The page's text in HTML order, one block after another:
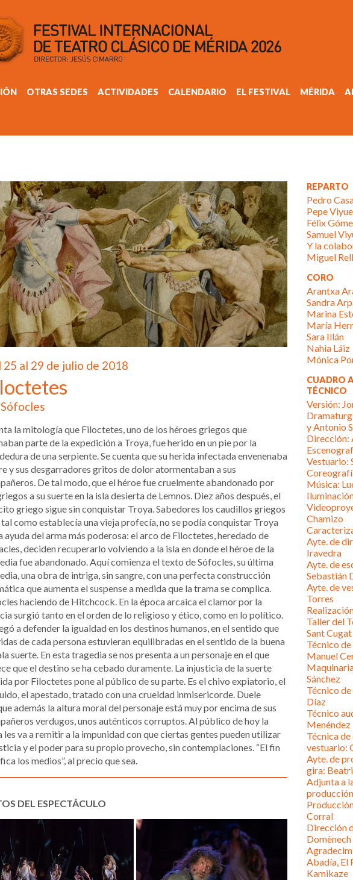
OTRAS SEDES ACTIVIDADES CALENDARIO EL FESTIVAL MÉRIDA
25 al 29 de julio de 2018
la mitología que Filoctetes, uno de los héroes griegos que
parte de la expedición a Troya, fue herido en un pie por la
de una serpiente. Se cuenta que su herida infectada envenenaba
y sus desgarradores gritos de dolor atormentaban a sus
De tal modo, que el héroe fue cruelmente abandonado por
a su suerte en la isla desierta de Lemnos. Diez años después, el
griego sigue sin conquistar Troya. Sabedores los caudillos griegos
tal como establecía una vieja profecía, no se podía conquistar Troya
ayuda del arma más poderosa: el arco de Filoctetes, heredado de
deciden recuperarlo volviendo a la isla en donde el héroe de la
fue abandonado. Aquí comienza el texto de Sófocles, su última
una obra de intriga, sin sangre, con una perfecta construcción
que aumenta el suspense a medida que la trama se complica.
haciendo de Hitchcock. En la época arcaica el clamor por la
surgió tanto en el orden de lo religioso y ético, como en lo político.
a defender la igualdad en los destinos humanos, en el sentido que
de cada persona estuvieran equilibradas en el sentido de la buena
suerte. En esta tragedia se nos presenta a un personaje en el que
que el destino se ha cebado duramente. La injusticia de la suerte
por Filoctetes pone al público de su parte. Es el chivo expiatorio, el
el apestado, tratado con una crueldad inmisericorde. Duele
además la altura moral del personaje está muy por encima de sus
verdugos, unos auténticos corruptos. Al público de hoy la
les va a remitir a la impunidad con que ciertas gentes pueden utilizar
y el poder para su propio provecho, sin contemplaciones. “El fin
los medios”, al precio que sea.
DEL ESPECTÁCULO
REPARTO
Pedro
Pepe
Félix
Samuel
Y la
Miguel
CORO
Arantxa
Sandra
Marina
María
Sara Illán
Nahia Láiz
Mónica
CUADRO
TÉCNICO
Versión:
y Antonio
Dirección:
Vestuario:
Música:
Chamizo
Ayte. de
Iravedra
Ayte. de
Sebastián
Ayte. de
Torres
Taller del
Sant Cugat
Técnico
Manuel
Sánchez
Técnico
Díaz
Técnico
Menéndez
Técnica
vestuario:
Ayte. de
gira:
Adjunta a
Corral
Dirección
Domènech
Abadía, El
Kamikaze